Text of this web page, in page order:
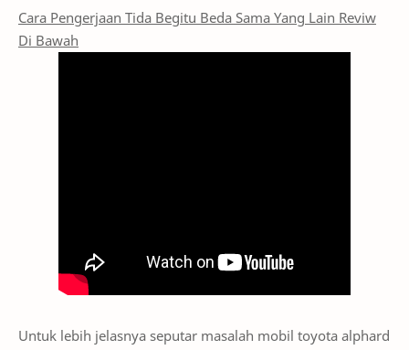
Cara Pengerjaan Tida Begitu Beda Sama Yang Lain Reviw
Di Bawah
Untuk lebih jelasnya seputar masalah mobil toyota alphard